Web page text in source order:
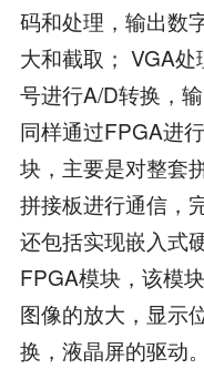
码和处理，输出数
大和截取； VGA
号进行A/D转换，
同样通过FPGA进
块，主要是对整套
拼接板进行通信，
还包括实现嵌入式
FPGA模块，该模
图像的放大，显示
换，液晶屏的驱动